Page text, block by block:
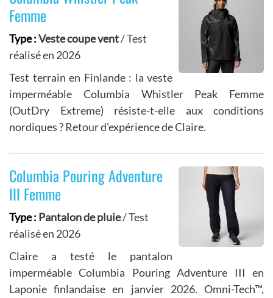
Femme
Type :Veste coupe vent/ Test
réalisé en 2026
Test terrain en Finlande : la veste
imperméable Columbia Whistler Peak Femme
(OutDry Extreme) résiste-t-elle aux conditions
nordiques ? Retour d'expérience de Claire.
Columbia Pouring Adventure
III Femme
Type : Pantalon de pluie/ Test
réalisé en 2026
Claire a testé le pantalon
imperméable Columbia Pouring Adventure III en
Laponie finlandaise en janvier 2026. Omni-Tech™,